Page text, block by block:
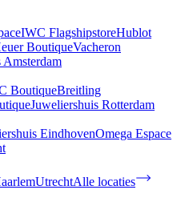
IWC FlagshipstoreHublot
BoutiqueVacheron
Amsterdam
BoutiqueBreitling
Juweliershuis Rotterdam
EindhovenOmega Espace
UtrechtAlle locaties